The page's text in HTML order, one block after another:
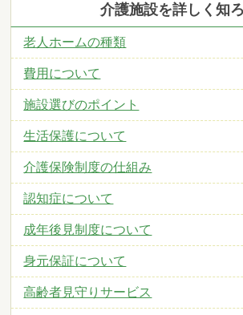
介護施設を詳しく知
老人ホームの種類
費用について
施設選びのポイント
生活保護について
介護保険制度の仕組み
認知症について
成年後見制度について
身元保証について
高齢者見守りサービス